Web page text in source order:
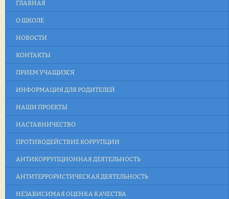
ГЛАВНАЯ
О ШКОЛЕ
НОВОСТИ
КОНТАКТЫ
ПРИЕМ УЧАЩИХСЯ
ИНФОРМАЦИЯ ДЛЯ РОДИТЕЛЕЙ
НАШИ ПРОЕКТЫ
НАСТАВНИЧЕСТВО
ПРОТИВОДЕЙСТВИЕ КОРРУПЦИИ
АНТИКОРРУПЦИОННАЯ ДЕЯТЕЛЬНОСТЬ
АНТИТЕРРОРИСТИЧЕСКАЯ ДЕЯТЕЛЬНОСТЬ
НЕЗАВИСИМАЯ ОЦЕНКА КАЧЕСТВА